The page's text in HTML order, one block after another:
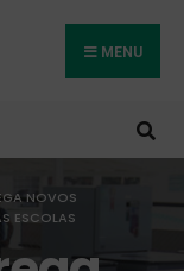
MENU
NOVOS
ESCOLAS